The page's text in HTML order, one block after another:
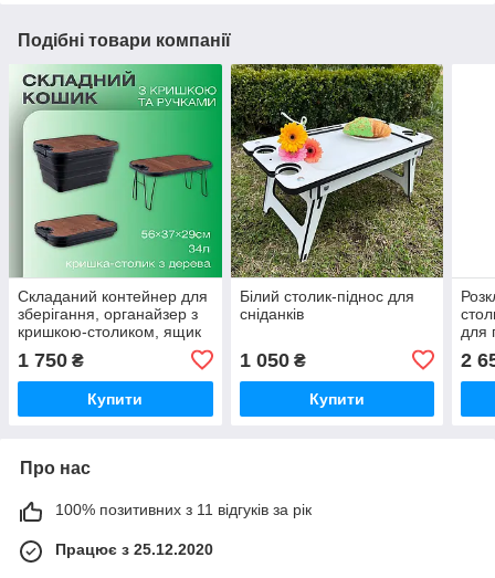
Подібні товари компанії
Складаний контейнер для
зберігання, органайзер з
кришкою-столиком, ящик
для кемпінгу, 56×37×29см,
чорний
1 750 ₴
Купити
Білий столик-піднос для
сніданків
1 050₴
Купити
для
2
Про нас
100% позитивних з 11 відгуків за рік
Працює з 25.12.2020